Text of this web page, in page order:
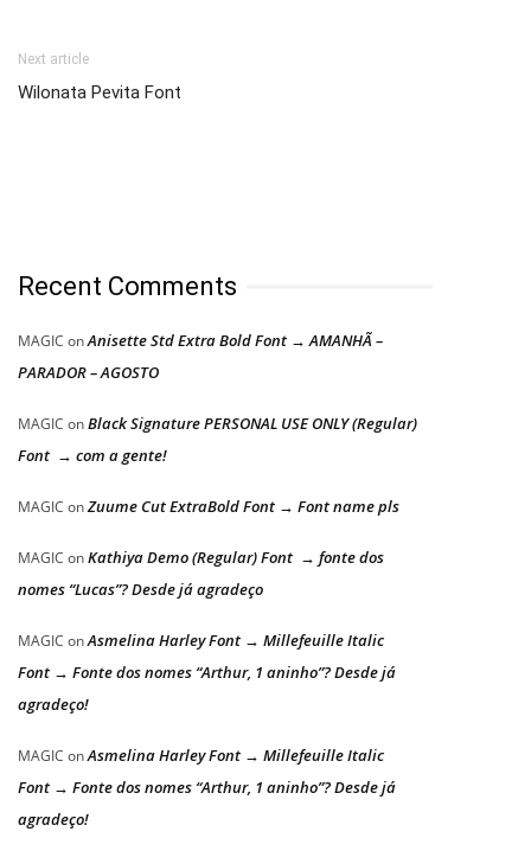
Next article
Wilonata Pevita Font
Recent Comments
MAGIC onAnisette Std Extra Bold Font → AMANHÃ –
PARADOR – AGOSTO
MAGIC onBlack Signature PERSONAL USE ONLY (Regular)
Font → com a gente!
MAGIC onZuume Cut ExtraBold Font → Font name pls
MAGIC onKathiya Demo (Regular) Font → fonte dos
nomes “Lucas”? Desde já agradeço
MAGIC onAsmelina Harley Font → Millefeuille Italic
Font → Fonte dos nomes “Arthur, 1 aninho”? Desde já
agradeço!
MAGIC onAsmelina Harley Font → Millefeuille Italic
Font → Fonte dos nomes “Arthur, 1 aninho”? Desde já
agradeço!